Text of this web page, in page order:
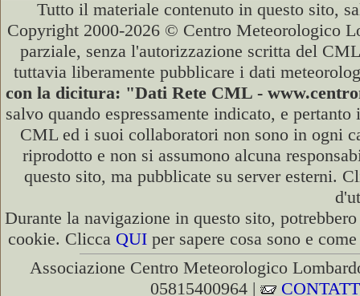
Tutto il materiale contenuto in questo sito,
Copyright 2000-2026 © Centro Meteorologico
parziale, senza l'autorizzazione scritta del
tuttavia liberamente pubblicare i dati
con la dicitura: "Dati Rete CML -
salvo quando espressamente indicato, e
CML ed i suoi collaboratori non sono in ogni
riprodotto e non si assumono alcuna
questo sito, ma pubblicate su server esterni.
Durante la navigazione in questo sito,
cookie. Clicca QUI per sapere cosa sono e
Associazione Centro Meteorologico
05815400964 |